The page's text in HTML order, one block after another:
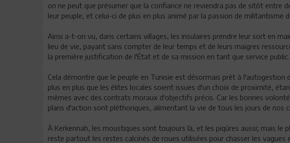
on ne peut que présumer que la confiance ne reviendra pas de sitôt entre
leur peuple, et celui-ci de plus en plus animé par la passion de militantisme
Ainsi a-t-on vu, dans certains villages, les insulaires prendre leur sort en
lieu de vie, payant sans compter de leur temps et de leurs maigres
la première justification de l'État et de sa mission en tant que service public.
Cela démontre que le peuple en Tunisie est désormais prêt à l'autogestion
plus en plus que les élites locales soient issues d'un choix de proximité,
mêmes avec des contrats moraux d'objectifs précis. Car les bonnes
plans d'action sont pléthoriques, alimentant la vie de tous les jours de nos
À Kerkennah, les moustiques sont toujours là, et les piqûres aussi; mais le
reste partout les restes calcinés de roues utilisées pour chasser les vagues